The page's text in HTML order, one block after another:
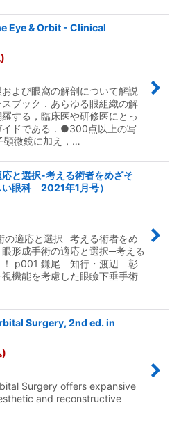
Eye & Orbit - Clinical
よび眼窩の解剖について解説
ブック．あらゆる眼組織の解
する，臨床医や研修医にとっ
イドである．●300点以上の写
微鏡に加え，…
と選択-考える術者をめざそ
い眼科 2021年1月号）
の適応と選択─考える術者をめ
形成手術の適応と選択─考える
！ p001 鎌尾 知行・渡辺 彰
機能を考慮した眼瞼下垂手術
Surgery, 2nd ed. in
)
Surgery offers expansive
and reconstructive